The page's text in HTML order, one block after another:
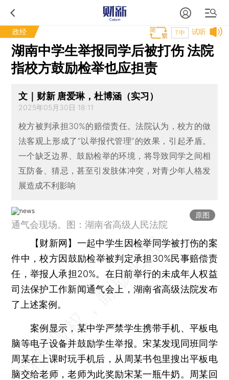
政经 试听
T中
湖南中学生举报同学后被打伤 法院
指校方鼓励检举也应担责
文｜财新 唐爱琳，杜博涵（实习）
2025年05月30日 18:11
校方被判承担30%的赔偿责任。法院认为，校方的做
法客观上形成了“以举报代管理”的效果，引起矛盾。
一个缺乏边界、鼓励检举的环境，将导致同学之间相
互防备、猜忌，甚至引发肢体冲突，对青少年人格发
展造成不利影响
原图
通气会现场。图：湖南省高级人民法院
【财新网】 一起中学生因检举同学被打伤的案
件中，校方因鼓励检举被判定承担30%民事赔偿责
任，举报人承担20%。在日前举行的未成年人权益
司法保护工作新闻通气会上，湖南省高级法院发布
了上述案例。
案例显示，某中学严禁学生携带手机、平板电
脑等电子设备并鼓励学生举报。宋某发现同班同学
周某在上课时玩手机后，从周某书包里搜出平板电
脑交给老师，老师为此奖励宋某一瓶牛奶。周某回